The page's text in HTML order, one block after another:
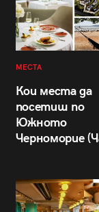
МЕСТА
Кои места да
посетиш по
Южното
Черноморие